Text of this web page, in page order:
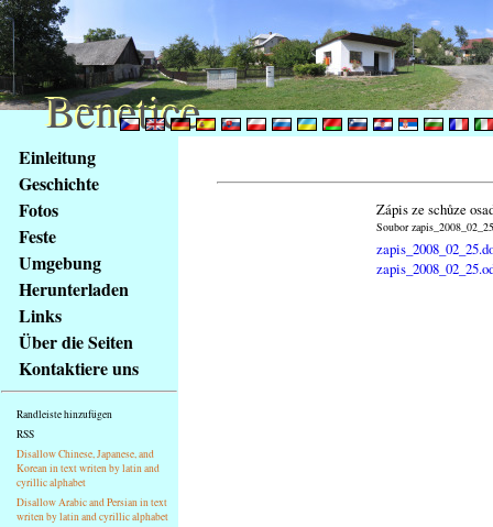
obsah
stránky
Klávesové
zkratky
tomto
webu
základní
Hlavní
strana
Einleitung
Geschichte
Fotos
Feste
Umgebung
Herunterladen
Links
Über die Seiten
Kontaktiere uns
Randleiste hinzufügen
RSS
Disallow Chinese, Japanese, and
Korean in text writen by latin and
cyrillic alphabet
Disallow Arabic and Persian in text
writen by latin and cyrillic alphabet
Zápis ze schůze
Soubor
Benetice
Benetice